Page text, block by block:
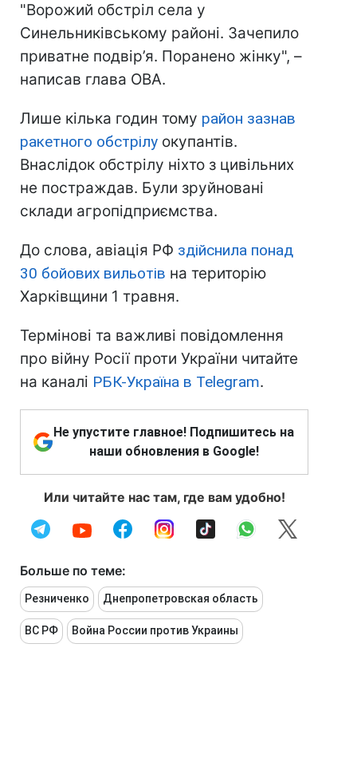
"Ворожий обстріл села у
Синельниківському районі. Зачепило
приватне подвір’я. Поранено жінку", –
написав глава ОВА.
Лише кілька годин тому район зазнав
ракетного обстрілу окупантів.
Внаслідок обстрілу ніхто з цивільних
не постраждав. Були зруйновані
склади агропідприємства.
До слова, авіація РФ здійснила понад
30 бойових вильотів на територію
Харківщини 1 травня.
Термінові та важливі повідомлення
про війну Росії проти України читайте
на каналі РБК-Україна в Telegram.
Не упустите главное! Подпишитесь на
наши обновления в Google!
Или читайте нас там, где вам удобно!
Больше по теме:
Резниченко Днепропетровская область
ВС РФ Война России против Украины